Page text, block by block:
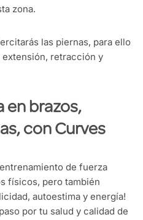
zona.
las piernas, para ello
extensión, retracción y
en brazos,
con Curves
de fuerza
físicos, pero también
autoestima y energía!
por tu salud y calidad de